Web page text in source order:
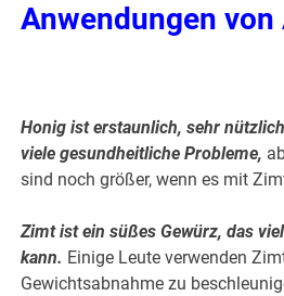
Anwendungen von
Honig ist erstaunlich, sehr
viele gesundheitliche Probleme,
sind noch größer, wenn es mit
Zimt ist ein süßes Gewürz, das
kann. Einige Leute verwenden
Gewichtsabnahme zu